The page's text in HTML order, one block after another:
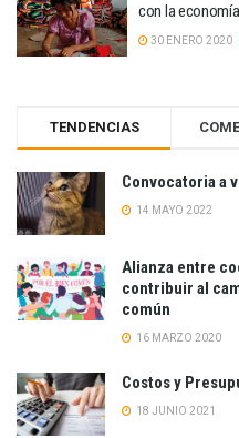
con la
30 ENERO 2020
TENDENCIAS
Convocatoria a
14 MAYO 2022
Alianza entre
contribuir al
común
16 MARZO 2020
Costos y
18 JUNIO 2021